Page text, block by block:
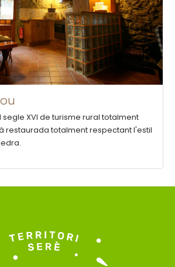
XVI de turisme rural totalment
restaurada totalment respectant l'estil